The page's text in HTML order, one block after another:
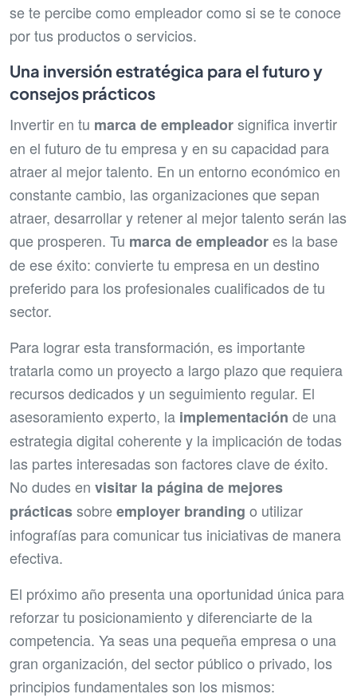
se te percibe como empleador como si se te conoce
por tus productos o servicios.
Una inversión estratégica para el futuro y
consejos prácticos
Invertir en tu marca de empleadorsignifica invertir
en el futuro de tu empresa y en su capacidad para
atraer al mejor talento. En un entorno económico en
constante cambio, las organizaciones que sepan
atraer, desarrollar y retener al mejor talento serán las
que prosperen. Tu marca de empleadores la base
de ese éxito: convierte tu empresa en un destino
preferido para los profesionales cualificados de tu
sector.
Para lograr esta transformación, es importante
tratarla como un proyecto a largo plazo que requiera
recursos dedicados y un seguimiento regular. El
asesoramiento experto, la implementación de una
estrategia digital coherente y la implicación de todas
las partes interesadas son factores clave de éxito.
No dudes en visitar la página de mejores
prácticassobreemployer branding o utilizar
infografías para comunicar tus iniciativas de manera
efectiva.
El próximo año presenta una oportunidad única para
reforzar tu posicionamiento y diferenciarte de la
competencia. Ya seas una pequeña empresa o una
gran organización, del sector público o privado, los
principios fundamentales son los mismos: